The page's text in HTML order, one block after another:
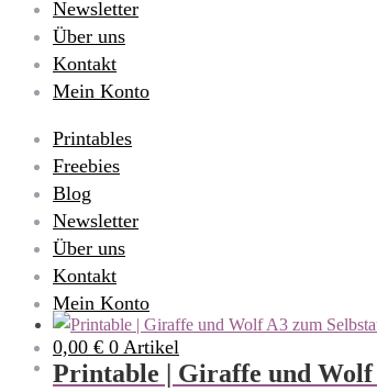
Newsletter
Über uns
Kontakt
Mein Konto
Printables
Freebies
Blog
Newsletter
Über uns
Kontakt
Mein Konto
0,00 € 0 Artikel
Printable | Giraffe und Wolf